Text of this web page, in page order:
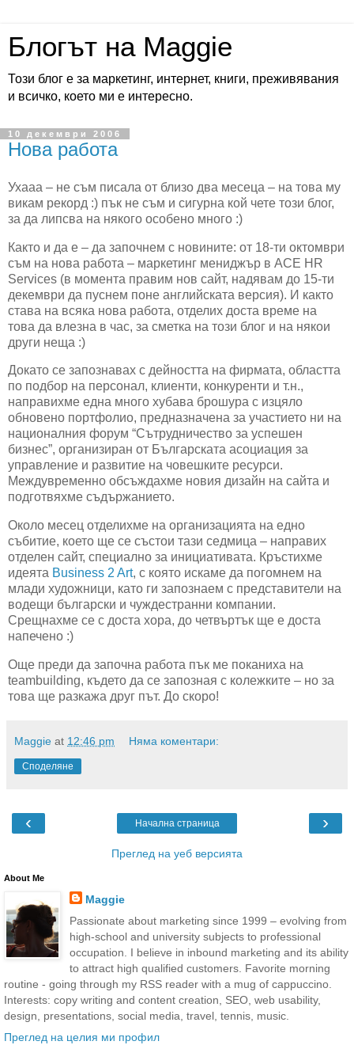
Блогът на Maggie
Този блог е за маркетинг, интернет, книги, преживявания
и всичко, което ми е интересно.
10 декември 2006
Нова работа
Ухааа – не съм писала от близо два месеца – на това му
викам рекорд :) пък не съм и сигурна кой чете този блог,
за да липсва на някого особено много :)
Както и да е – да започнем с новините: от 18-ти октомври
съм на нова работа – маркетинг мениджър в ACE HR
Services (в момента правим нов сайт, надявам до 15-ти
декември да пуснем поне английската версия). И както
става на всяка нова работа, отделих доста време на
това да влезна в час, за сметка на този блог и на някои
други неща :)
Докато се запознавах с дейността на фирмата, областта
по подбор на персонал, клиенти, конкуренти и т.н.,
направихме една много хубава брошура с изцяло
обновено портфолио, предназначена за участието ни на
националния форум “Сътрудничество за успешен
бизнес”, организиран от Българската асоциация за
управление и развитие на човешките ресурси.
Междувременно обсъждахме новия дизайн на сайта и
подготвяхме съдържанието.
Около месец отделихме на организацията на едно
събитие, което ще се състои тази седмица – направих
отделен сайт, специално за инициативата. Кръстихме
идеята Business 2 Art, с която искаме да погомнем на
млади художници, като ги запознаем с представители на
водещи български и чуждестранни компании.
Срещнахме се с доста хора, до четвъртък ще е доста
напечено :)
Още преди да започна работа пък ме поканиха на
teambuilding, където да се запозная с колежките – но за
това ще разкажа друг път. До скоро!
Maggie at 12:46 pm Няма коментари:
Споделяне
‹ ›
Начална страница
Преглед на уеб версията
About Me
Maggie
Passionate about marketing since 1999 – evolving from
high-school and university subjects to professional
occupation. I believe in inbound marketing and its ability
to attract high qualified customers. Favorite morning
routine - going through my RSS reader with a mug of cappuccino.
Interests: copy writing and content creation, SEO, web usability,
design, presentations, social media, travel, tennis, music.
Преглед на целия ми профил